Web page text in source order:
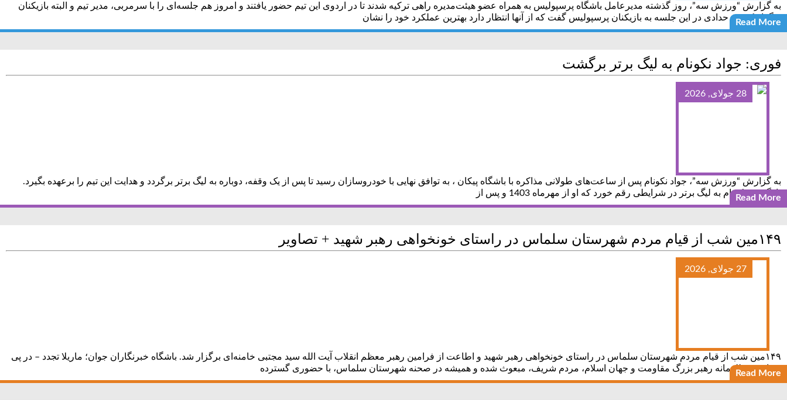
به گزارش “ورزش سه”، روز گذشته مدیرعامل باشگاه پرسپولیس به همراه عضو هیئت‌مدیره راهی ترکیه شدند تا در اردوی این تیم حضور یافتند و امروز هم جلسه‌ای را با سرمربی، مدیر تیم و البته بازیکنان
برگزار کردند. حدادی در این جلسه به بازیکنان پرسپولیس گفت که از آنها انتظار دارد بهترین عملکرد خود را نشان
Read More
فوری: جواد نکونام به لیگ برتر برگشت
28 جولای, 2026
به گزارش “ورزش سه”، جواد نکونام پس از ساعت‌های طولانی مذاکره با باشگاه پیکان ، به توافق نهایی با خودروسازان رسید تا پس از یک وقفه، دوباره به لیگ برتر برگردد و هدایت این تیم را برعهده بگیرد.
بازگشت نکونام به لیگ برتر در شرایطی رقم خورد که او از مهرماه 1403 و پس از
Read More
۱۴۹مین شب از قیام مردم شهرستان سلماس در راستای خونخواهی رهبر شهید + تصاویر
27 جولای, 2026
۱۴۹مین شب از قیام مردم شهرستان سلماس در راستای خونخواهی رهبر شهید و اطاعت از فرامین رهبر معظم انقلاب آیت الله سید مجتبی خامنه‌ای برگزار شد. باشگاه خبرنگاران جوان؛ ماریلا تجدد – در پی
شهادت مظلومانه رهبر بزرگ مقاومت و جهان اسلام، مردم شریف، مبعوث شده و همیشه در صحنه شهرستان سلماس، با حضوری گسترده
Read More